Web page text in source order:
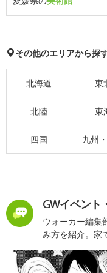
その他のエリアから探
北海道 東
北陸 東
四国 九州
GWイベント
ウォーカー編集
み方を紹介。家